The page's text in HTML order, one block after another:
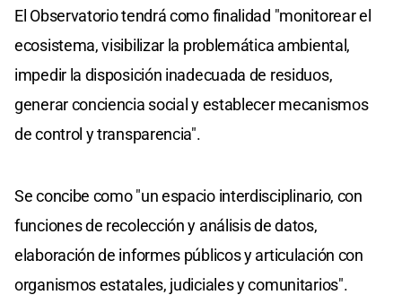
El Observatorio tendrá como finalidad "monitorear el
ecosistema, visibilizar la problemática ambiental,
impedir la disposición inadecuada de residuos,
generar conciencia social y establecer mecanismos
de control y transparencia".
Se concibe como "un espacio interdisciplinario, con
funciones de recolección y análisis de datos,
elaboración de informes públicos y articulación con
organismos estatales, judiciales y comunitarios".